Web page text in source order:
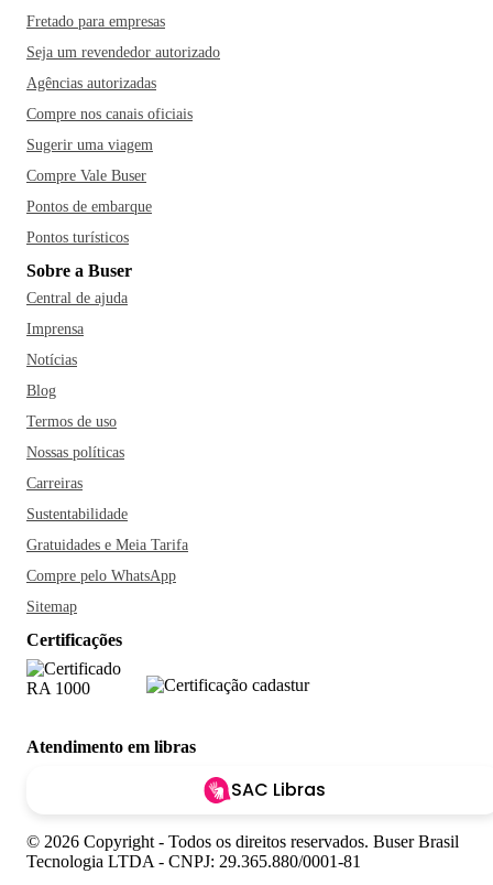
Fretado para empresas
Seja um revendedor autorizado
Agências autorizadas
Compre nos canais oficiais
Sugerir uma viagem
Compre Vale Buser
Pontos de embarque
Pontos turísticos
Sobre a Buser
Central de ajuda
Imprensa
Notícias
Blog
Termos de uso
Nossas políticas
Carreiras
Sustentabilidade
Gratuidades e Meia Tarifa
Compre pelo WhatsApp
Sitemap
Certificações
Atendimento em libras
SAC Libras
© 2026 Copyright - Todos os direitos reservados. Buser Brasil
Tecnologia LTDA - CNPJ: 29.365.880/0001-81